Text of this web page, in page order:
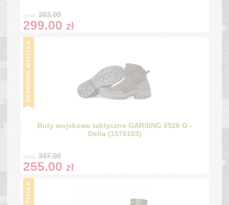
cena:383.00
299.00 zł
Buty wojskowe taktyczne GARSING 0526 O -
Delta (1570153)
cena:347.00
255.00 zł